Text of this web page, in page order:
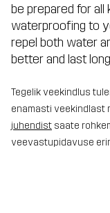
be prepared for all
waterproofing to
repel both water
better and last
Tegelik veekindlus
enamasti veekindlast
juhendist saate
veevastupidavuse